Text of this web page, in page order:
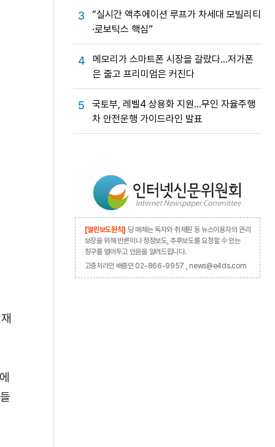
3
“실시간 액추에이션 루프가 차세대 모빌리티
·로보틱스 핵심”
4
메모리가 스마트폰 시장을 갈랐다…저가폰
은 줄고 프리미엄은 커진다
5
국토부, 레벨4 상용화 지원…무인 자율주행
차 안전운행 가이드라인 발표
[열린보도원칙] 당 매체는 독자와 취재원 등 뉴스이용자의 권리
보장을 위해 반론이나 정정보도, 추후보도를 요청할 수 있는
창구를 열어두고 있음을 알려드립니다.
고충처리인 배종인 02-866-9957 , news@e4ds.com